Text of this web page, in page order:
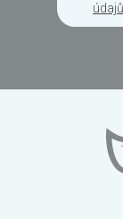
údajů